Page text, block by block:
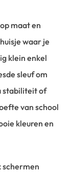
maat en
waar je
klein enkel
sleuf om
stabiliteit of
van school
kleuren en
schermen